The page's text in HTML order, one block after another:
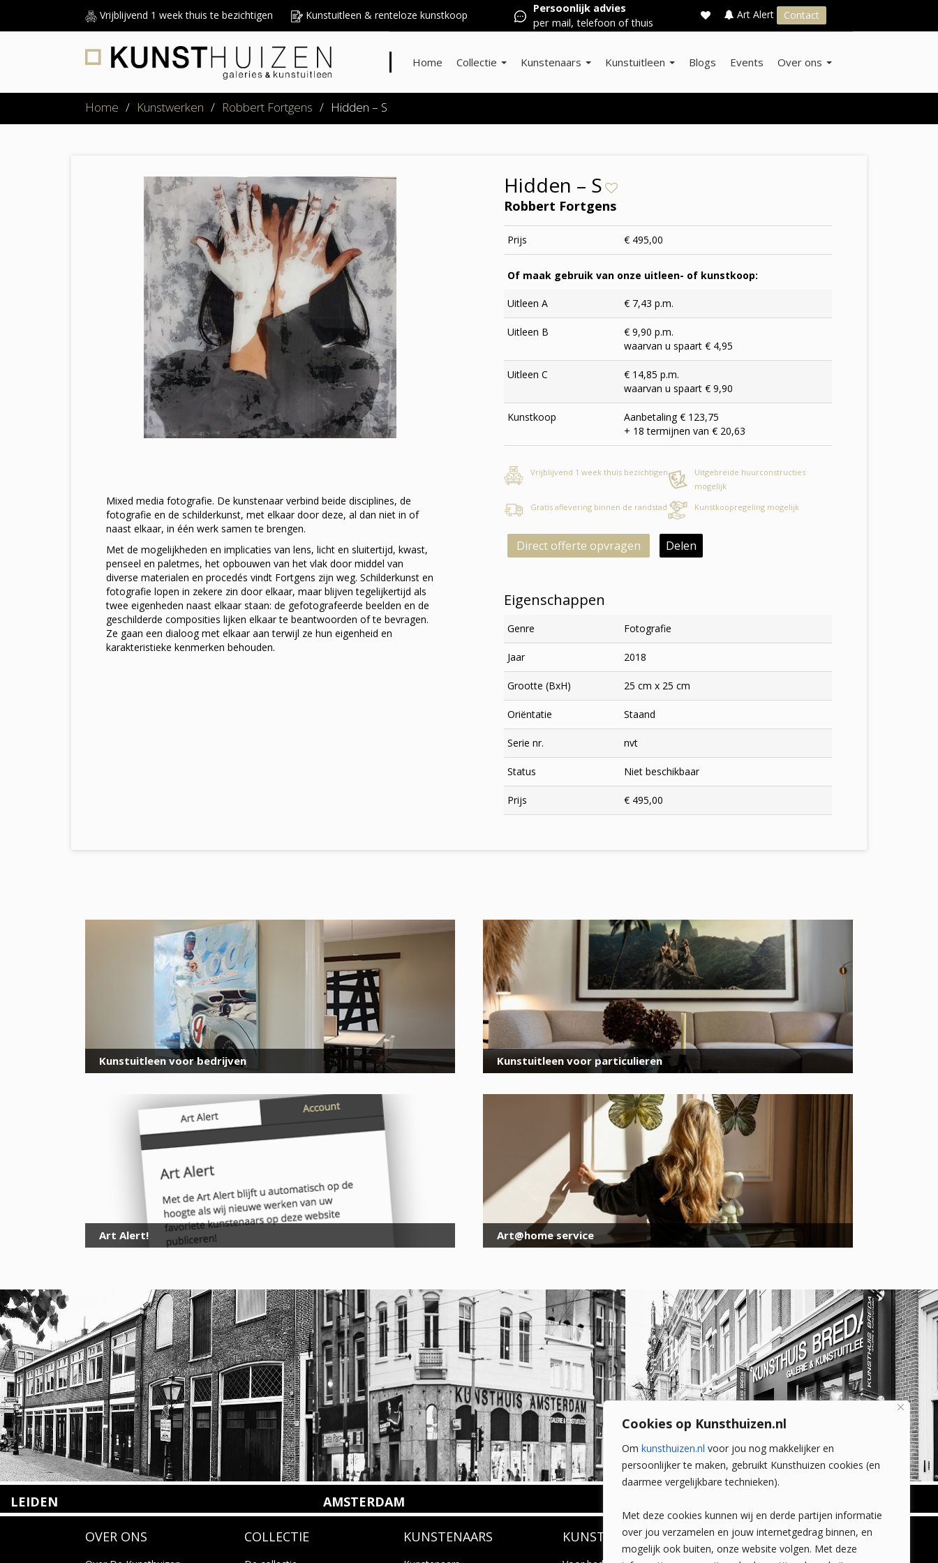
Cookies op Kunsthuizen.nl
Om kunsthuizen.nl voor jou nog makkelijker en
persoonlijker te maken, gebruikt Kunsthuizen cookies (en
daarmee vergelijkbare technieken).
Met deze cookies kunnen wij en derde partijen informatie
over jou verzamelen en jouw internetgedrag binnen, en
mogelijk ook buiten, onze website volgen. Met deze
Vrijblijvend 1 week thuis te bezichtigen Kunstuitleen & renteloze kunstkoop
Persoonlijk advies
per mail, telefoon of thuis
Art Alert Contact
Home Collectie Kunstenaars Kunstuitleen Blogs Events Over ons
Home / Kunstwerken / Robbert Fortgens / Hidden – S
Mixed media fotografie. De kunstenaar verbind beide disciplines, de
fotografie en de schilderkunst, met elkaar door deze, al dan niet in of
naast elkaar, in één werk samen te brengen.
Met de mogelijkheden en implicaties van lens, licht en sluitertijd, kwast,
penseel en paletmes, het opbouwen van het vlak door middel van
diverse materialen en procedés vindt Fortgens zijn weg. Schilderkunst en
fotografie lopen in zekere zin door elkaar, maar blijven tegelijkertijd als
twee eigenheden naast elkaar staan: de gefotografeerde beelden en de
geschilderde composities lijken elkaar te beantwoorden of te bevragen.
Ze gaan een dialoog met elkaar aan terwijl ze hun eigenheid en
karakteristieke kenmerken behouden.
Hidden – S
Robbert Fortgens
Prijs € 495,00
Of maak gebruik van onze uitleen- of kunstkoop:
Uitleen A € 7,43 p.m.
Uitleen B
€ 9,90 p.m.
waarvan u spaart € 4,95
Uitleen C
€ 14,85 p.m.
waarvan u spaart € 9,90
Kunstkoop
Aanbetaling € 123,75
+ 18 termijnen van € 20,63
Vrijblijvend 1 week thuis bezichtigen
Uitgebreide huurconstructies
mogelijk
Gratis aflevering binnen de randstad
Kunstkoopregeling mogelijk
Direct offerte opvragen Delen
Eigenschappen
Genre Fotografie
Jaar 2018
Grootte (BxH) 25 cm x 25 cm
Oriëntatie Staand
Serie nr. nvt
Status Niet beschikbaar
Prijs € 495,00
Kunstuitleen voor bedrijven Kunstuitleen voor particulieren
Art Alert! Art@home service
LEIDEN AMSTERDAM
1075 VX Amsterdam
Wilhelminastraat 11
4818 SB Breda
+31 (0)76 5221309
OVER ONS COLLECTIE KUNSTENAARS KUNSTUITLEEN CONTACT
Meld je aan
voor onze nieuwsbrief
E-
mailadres